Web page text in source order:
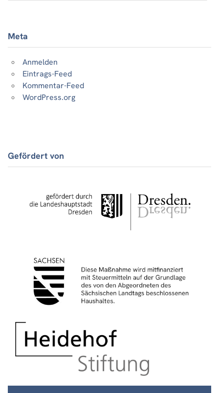
Meta
Anmelden
Eintrags-Feed
Kommentar-Feed
WordPress.org
Gefördert von